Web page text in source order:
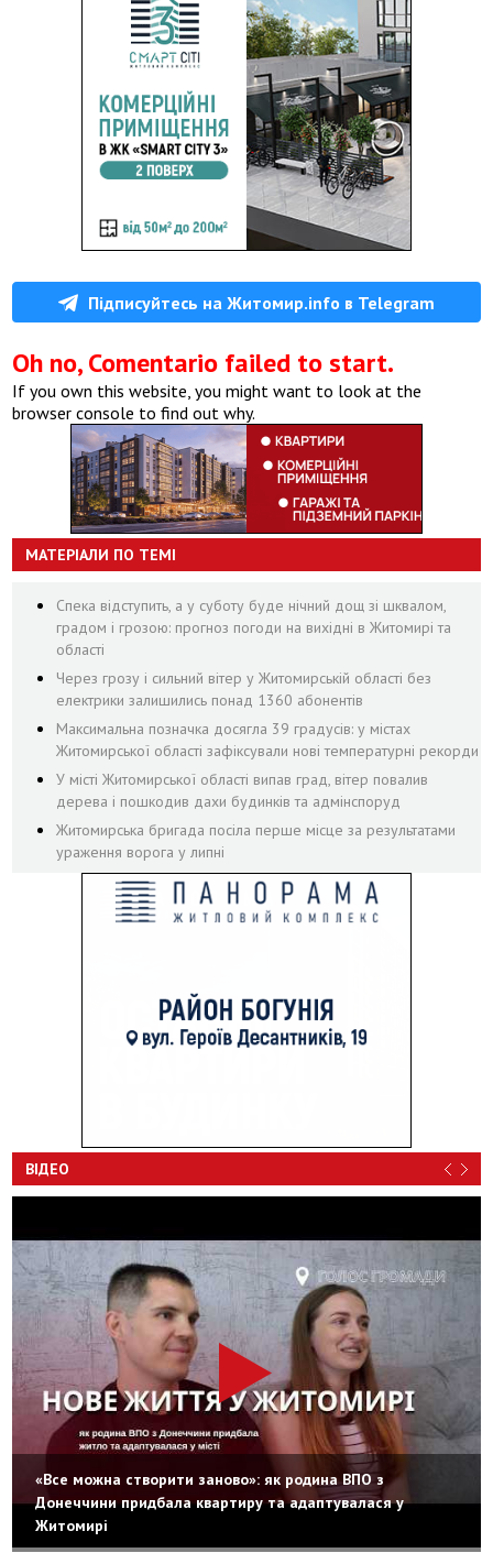
Підписуйтесь на Житомир.info в Telegram
Oh no, Comentario failed to start.
If you own this website, you might want to look at the
browser console to find out why.
МАТЕРІАЛИ ПО ТЕМІ
Спека відступить, а у суботу буде нічний дощ зі шквалом,
градом і грозою: прогноз погоди на вихідні в Житомирі та
області
Через грозу і сильний вітер у Житомирській області без
електрики залишились понад 1360 абонентів
Максимальна позначка досягла 39 градусів: у містах
Житомирської області зафіксували нові температурні рекорди
У місті Житомирської області випав град, вітер повалив
дерева і пошкодив дахи будинків та адмінспоруд
Житомирська бригада посіла перше місце за результатами
ураження ворога у липні
ВІДЕО
«Все можна створити заново»: як родина ВПО з
Донеччини придбала квартиру та адаптувалася у
Житомирі